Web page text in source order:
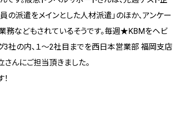
派遣をメインとした人材派遣」のほか、アンケー
務などもされているそうです。毎週★KBMをヘビ
3社の内、１～2社目までを西日本営業部 福岡支店
んにご担当頂きました。